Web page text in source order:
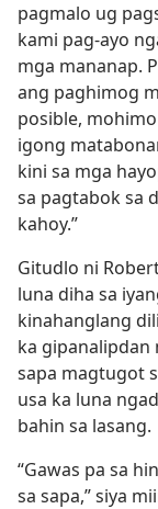
pagmalo ug
kami pag-ayo
mga mananap.
ang paghimog
posible,
igong
kini sa mga
sa pagtabok sa
kahoy.”
Gitudlo ni
luna diha sa
kinahanglang
ka gipanalipdan
sapa magtugot
usa ka luna
bahin sa lasang.
“Gawas pa sa
sa sapa,” siya